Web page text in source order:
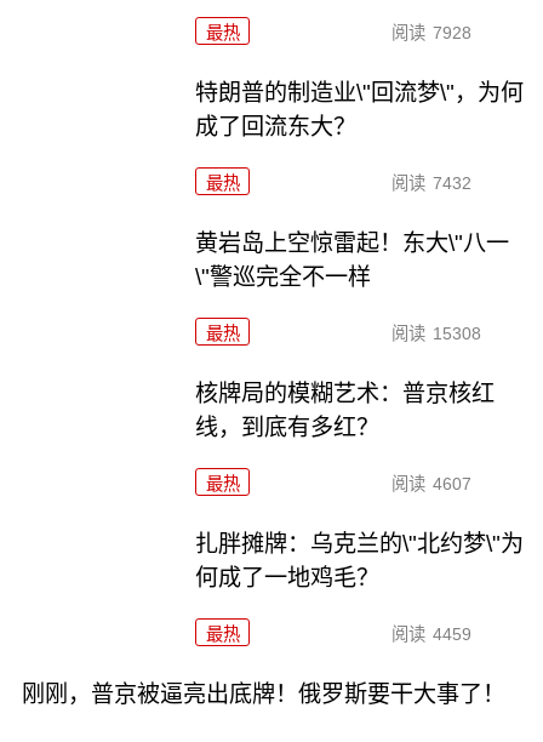
最热 阅读 7928
特朗普的制造业\"回流梦\"，为何
成了回流东大？
最热 阅读 7432
黄岩岛上空惊雷起！东大\"八一
\"警巡完全不一样
最热 阅读 15308
核牌局的模糊艺术：普京核红
线，到底有多红？
最热 阅读 4607
扎胖摊牌：乌克兰的\"北约梦\"为
何成了一地鸡毛？
最热 阅读 4459
刚刚，普京被逼亮出底牌！俄罗斯要干大事了！